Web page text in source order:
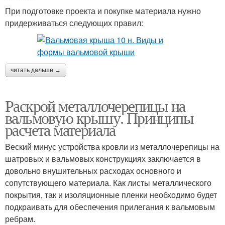
При подготовке проекта и покупке материала нужно
придерживаться следующих правил:
читать дальше →
Раскрой металлочерепицы на
вальмовую крышу. Принципы
расчета материала
Веский минус устройства кровли из металлочерепицы на
шатровых и вальмовых конструкциях заключается в
довольно внушительных расходах основного и
сопутствующего материала. Как листы металлического
покрытия, так и изоляционные пленки необходимо будет
подкраивать для обеспечения прилегания к вальмовым
ребрам.